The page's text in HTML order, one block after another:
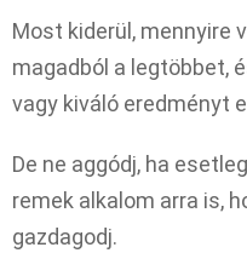
Most kiderül, mennyire
magadból a legtöbbet,
vagy kiváló eredményt
De ne aggódj, ha
remek alkalom arra is,
gazdagodj.